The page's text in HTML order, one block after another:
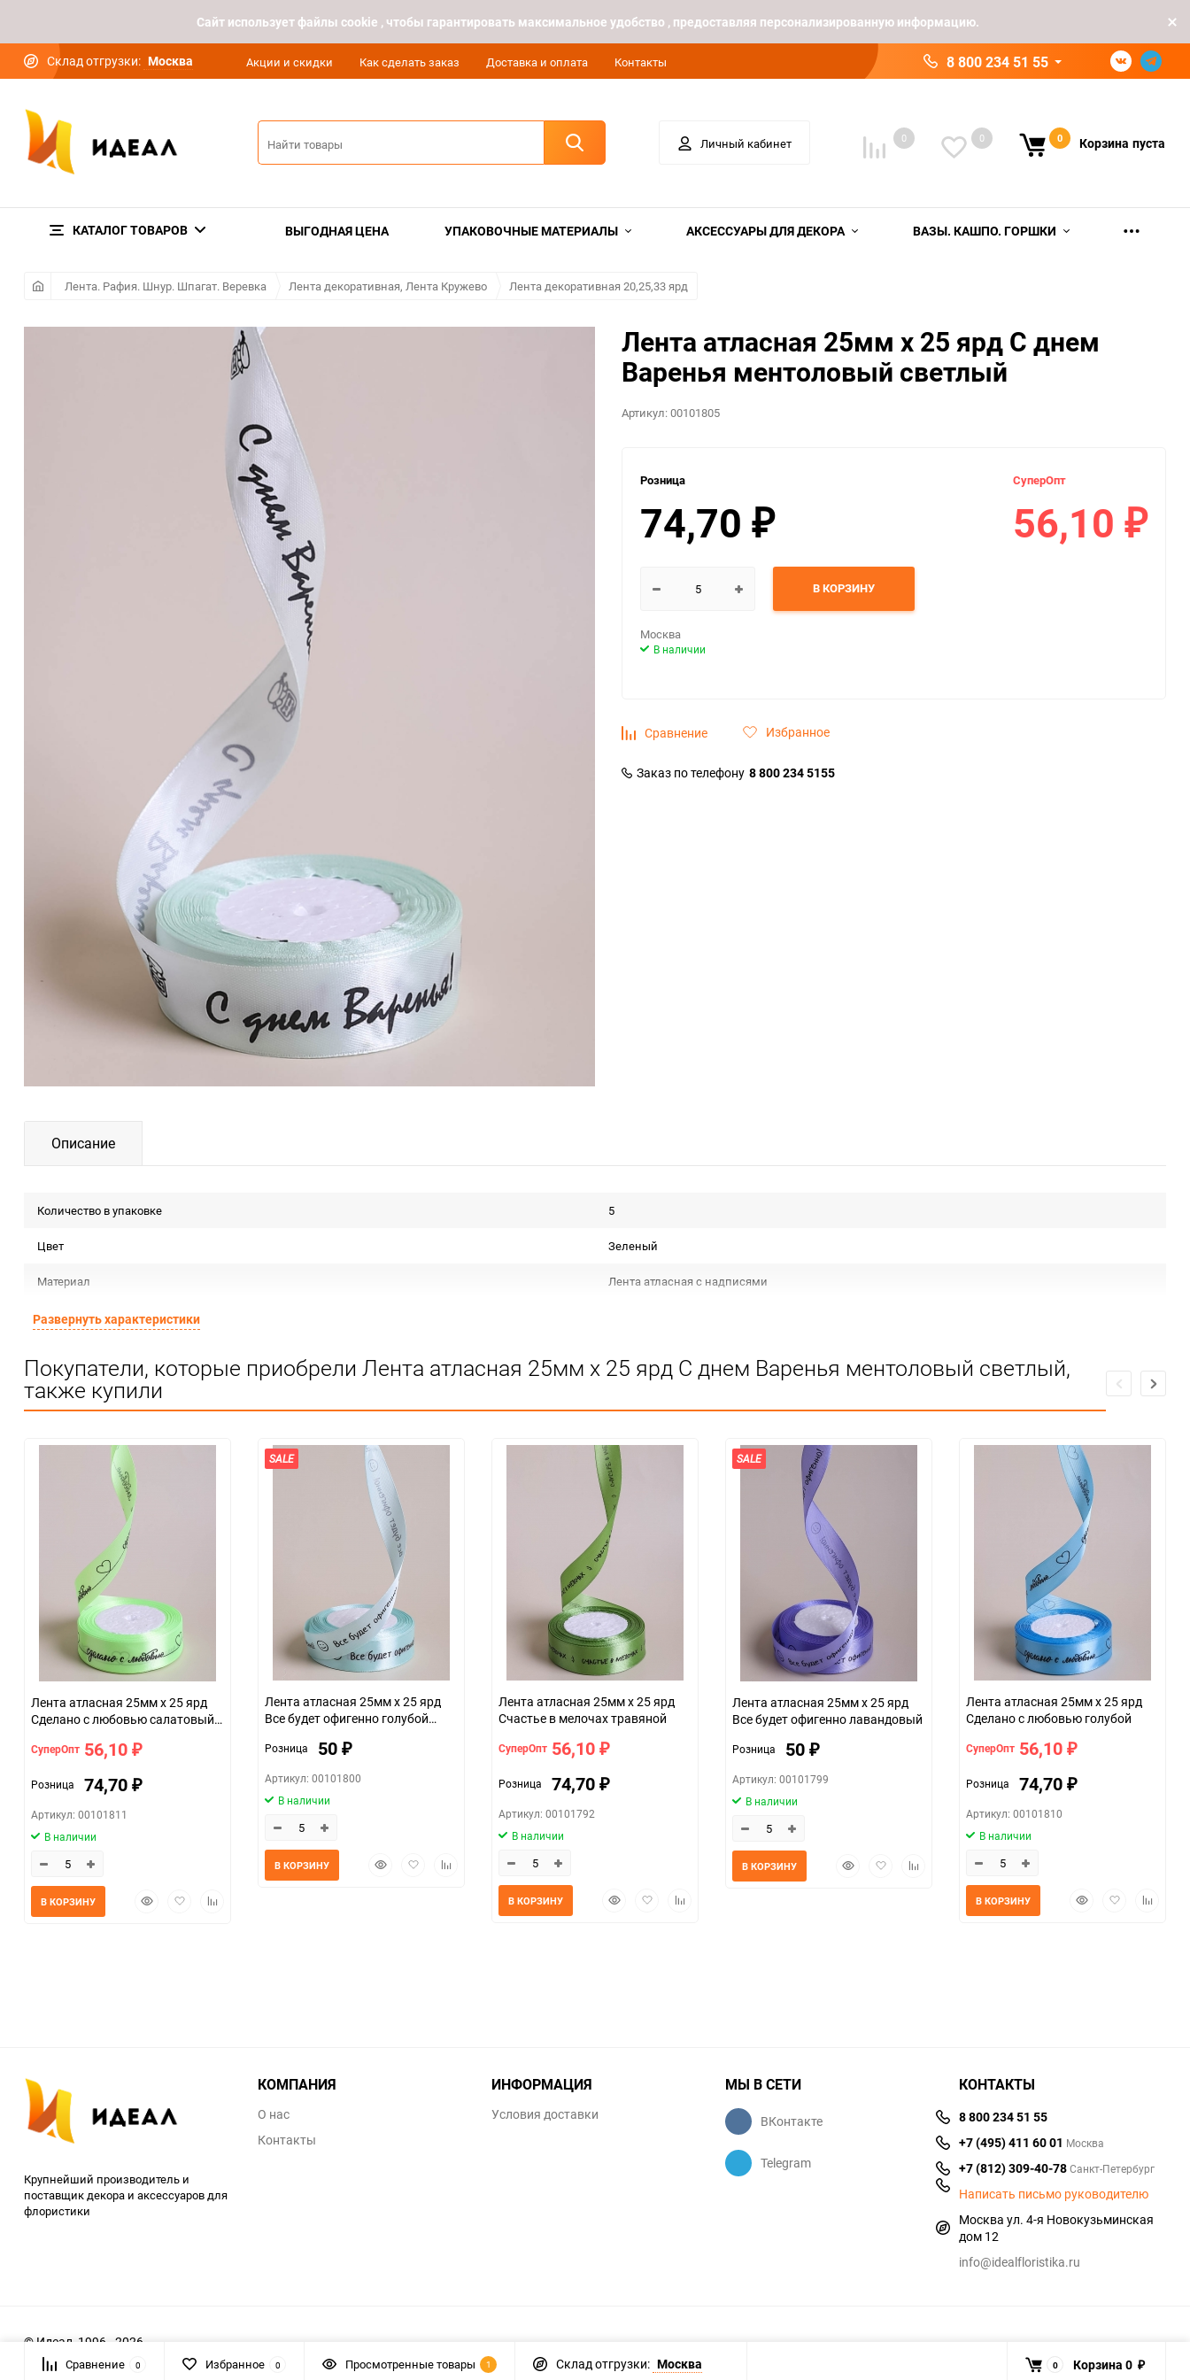
Cайт использует файлы cookie , чтобы гарантировать максимальное удобство , предоставляя персонализированную информацию.
Склад отгрузки: Москва Акции и скидки Как сделать заказ Доставка и оплата Контакты 8 800 234 51 55
Личный кабинет 0 0 0 Корзина пуста
КАТАЛОГ ТОВАРОВ ВЫГОДНАЯ ЦЕНА УПАКОВОЧНЫЕ МАТЕРИАЛЫ АКСЕССУАРЫ ДЛЯ ДЕКОРА ВАЗЫ. КАШПО. ГОРШКИ
Лента. Рафия. Шнур. Шпагат. Веревка Лента декоративная, Лента Кружево Лента декоративная 20,25,33 ярд
Лента атласная 25мм х 25 ярд С днем
Варенья ментоловый светлый
Артикул:00101805
Розница
74,70 ₽
СуперОпт
56,10 ₽
В КОРЗИНУ
Москва
В наличии
Сравнение Избранное
Заказ по телефону 8 800 234 5155
Описание
Количество в упаковке 5
Цвет Зеленый
Материал Лента атласная с надписями
Срок годности
Предназначение товара
Особые условия Особых условий не требует
Минимальное количество 5
Количество в коробке 120
Единица измерения
Размер 25мм*25ярд (атласная)
07c4e68a_b330_11f0_8cc3_b03af2b6059f 43d02c9d-d754-11f0-8cc6-b03af2b6059f
Развернуть характеристики
Покупатели, которые приобрели Лента атласная 25мм х 25 ярд С днем Варенья ментоловый светлый,
также купили
Лента атласная 25мм х 25 ярд
Сделано с любовью салатовый
СуперОпт 56,10 ₽
Розница 74,70 ₽
Артикул: 00101811
В наличии
БыстрыйДобавитьДобавить
В КОРЗИНУ
SALE
Лента атласная 25мм х 25 ярд
Все будет офигенно голубой
Розница 50 ₽
Артикул: 00101800
В наличии
БыстрыйДобавитьДобавить
В КОРЗИНУ
Лента атласная 25мм х 25 ярд
Счастье в мелочах травяной
СуперОпт 56,10 ₽
Розница 74,70 ₽
Артикул: 00101792
В наличии
БыстрыйДобавитьДобавить
В КОРЗИНУ
SALE
Лента атласная 25мм х 25 ярд
Все будет офигенно лавандовый
Розница 50 ₽
Артикул: 00101799
В наличии
БыстрыйДобавитьДобавить
В КОРЗИНУ
Лента атласная 25мм х 25 ярд
Сделано с любовью голубой
СуперОпт 56,10 ₽
Розница 74,70 ₽
Артикул: 00101810
В наличии
БыстрыйДобавить
В КОРЗИНУ
Крупнейший производитель и
поставщик декора и аксессуаров для
флористики
КОМПАНИЯ
О нас
Контакты
ИНФОРМАЦИЯ
Условия доставки
МЫ В СЕТИ
ВКонтакте
Telegram
КОНТАКТЫ
8 800 234 51 55
+7 (495) 411 60 01 Москва
+7 (812) 309-40-78Санкт-Петербург
Написать письмо руководителю
Москва ул. 4-я Новокузьминская
дом 12
info@idealfloristika.ru
© Идеал, 1996 - 2026
Сравнение 0 Избранное 0 Просмотренные товары 1 Склад отгрузки: Москва 0 Корзина 0 ₽